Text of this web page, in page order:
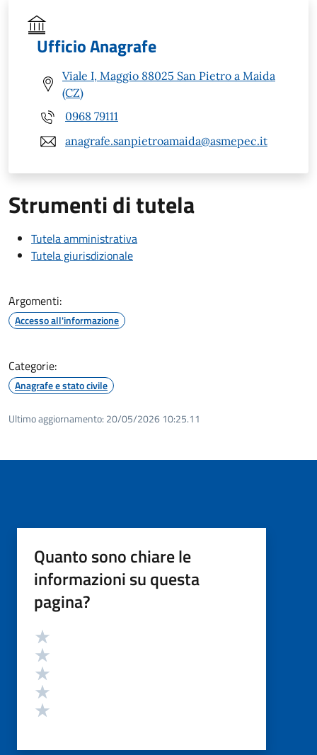
Ufficio Anagrafe
Viale I, Maggio 88025 San Pietro a Maida
(CZ)
0968 79111
anagrafe.sanpietroamaida@asmepec.it
Strumenti di tutela
Tutela amministrativa
Tutela giurisdizionale
Argomenti:
Accesso all'informazione
Categorie:
Anagrafe e stato civile
Ultimo aggiornamento: 20/05/2026 10:25.11
Quanto sono chiare le
informazioni su questa
pagina?
Valutazione